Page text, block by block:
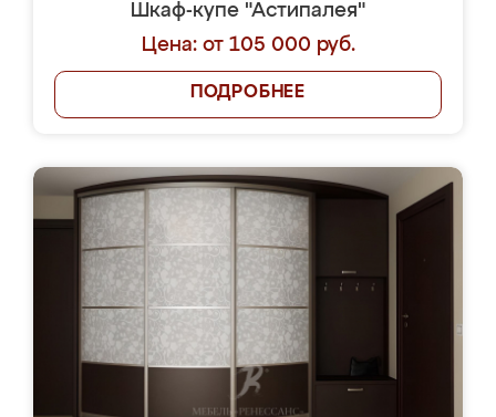
Шкаф-купе "Астипалея"
Цена: от 105 000 руб.
ПОДРОБНЕЕ